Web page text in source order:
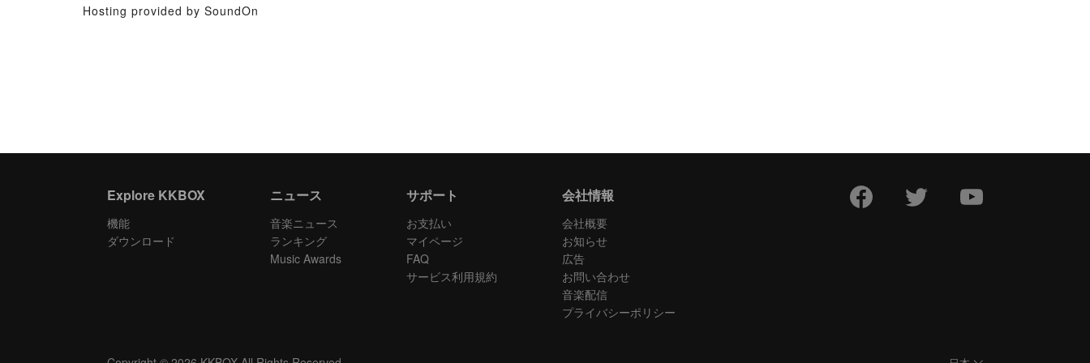
Hosting provided by SoundOn
Explore KKBOX
機能
ダウンロード
ニュース
音楽ニュース
ランキング
Music Awards
サポート
お支払い
マイページ
FAQ
サービス利用規約
会社情報
会社概要
お知らせ
広告
お問い合わせ
音楽配信
プライバシーポリシー